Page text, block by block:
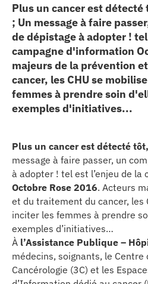
& patrimoine
écologique
CONNECTÉ
d’info
Plus un cancer est
; Un message à faire
de dépistage à adopter !
campagne d'information
majeurs de la prévention
cancer, les CHU se
femmes à prendre soin
exemples d'initiatives...
Plus un cancer est détecté tôt
message à faire passer, un
à adopter ! tel est l’enjeu de la
Octobre Rose 2016. Acteurs
et du traitement du cancer, les
inciter les femmes à prendre
exemples d’initiatives…
À l’Assistance Publique –
médecins, soignants, le Centre
Cancérologie (3C) et les